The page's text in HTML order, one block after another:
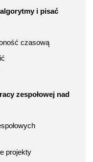
i pisać
czasową
zespołowej nad
projekty